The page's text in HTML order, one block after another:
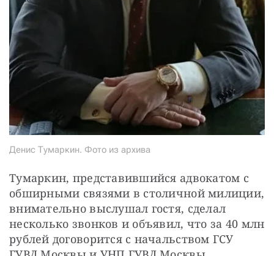
Денис Тумаркин. Фото из архива
Тумаркин, представившийся адвокатом с
обширными связями в столичной милиции,
внимательно выслушал гостя, сделал
несколько звонков и объявил, что за 40 млн
рублей договорится с начальством ГСУ